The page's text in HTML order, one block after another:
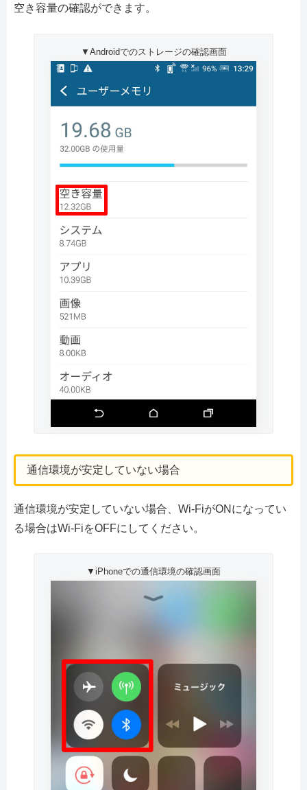
空き容量の確認ができます。
▼Androidでのストレージの確認画面
通信環境が安定していない場合
通信環境が安定していない場合、Wi-FiがONになってい
る場合はWi-FiをOFFにしてください。
▼iPhoneでの通信環境の確認画面